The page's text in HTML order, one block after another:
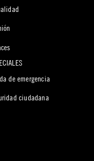
de emergencia
ciudadana